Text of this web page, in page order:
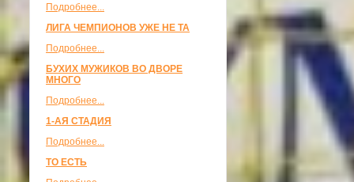
Подробнее...
ЛИГА ЧЕМПИОНОВ УЖЕ НЕ ТА
Подробнее...
БУХИХ МУЖИКОВ ВО ДВОРЕ
МНОГО
Подробнее...
1-АЯ СТАДИЯ
Подробнее...
ТО ЕСТЬ